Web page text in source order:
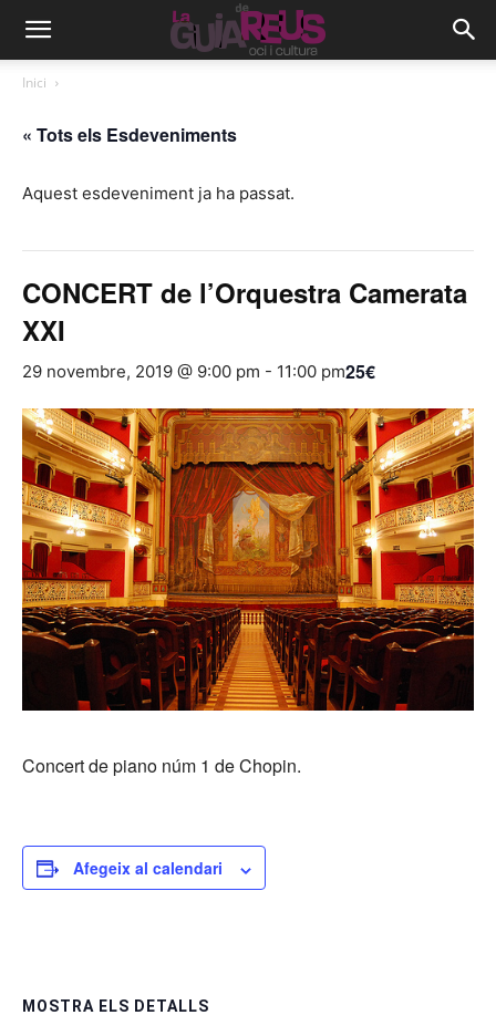
Inici
« Tots els Esdeveniments
Aquest esdeveniment ja ha passat.
CONCERT de l’Orquestra Camerata
XXI
29 novembre, 2019 @ 9:00 pm - 11:00 pm25€
Concert de piano núm 1 de Chopin.
Afegeix al calendari
MOSTRA ELS DETALLS